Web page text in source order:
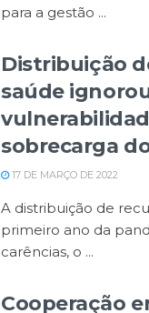
para a gestão ...
Distribuição
saúde
sobrecarga
17 DE MARÇO DE 2022
A distribuição de
primeiro ano da
carências, o ...
Cooperação